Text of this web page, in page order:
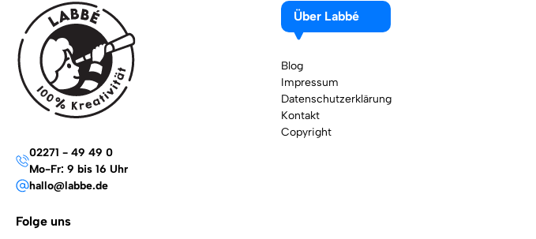
02271 - 49 49 0
Mo-Fr: 9 bis 16 Uhr
hallo@labbe.de
Folge uns
Über Labbé
Blog
Impressum
Datenschutzerklärung
Kontakt
Copyright